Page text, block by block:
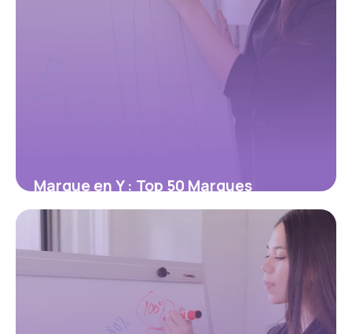
Marque en Y : Top 50 Marques
Commençant par Y